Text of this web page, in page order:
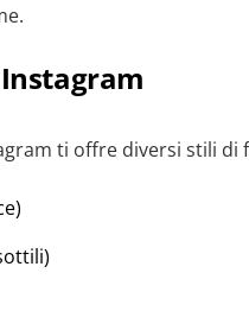
ti offre diversi stili